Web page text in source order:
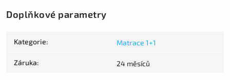
Doplňkové parametry
Kategorie: Matrace 1+1
Záruka: 24 měsíců